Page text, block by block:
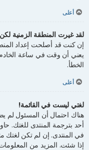
أعلى
لقد غيرت المنطقة الزمنية
إن كنت قد أصلحت إعداد
يعني أن وقت في ساعة الخادم
الخطأ.
أعلى
لغتي ليست في القائمة!
هناك احتمال أن المسئول لم
أحد بترجمة المنتدى للغتك.
في المنتدى. إن لم تكن لغتك
إذا شئت. المزيد من